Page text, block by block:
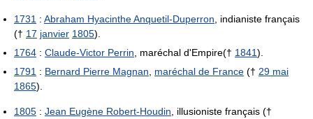
1731 : Abraham Hyacinthe Anquetil-Duperron , indianiste français
(† 17 janvier 1805).
1764 : Claude-Victor Perrin , maréchal d'Empire(† 1841).
1791 : Bernard Pierre Magnan maréchal de France († 29 mai
1865).
1805 : Jean Eugène Robert-Houdin , illusioniste français (†